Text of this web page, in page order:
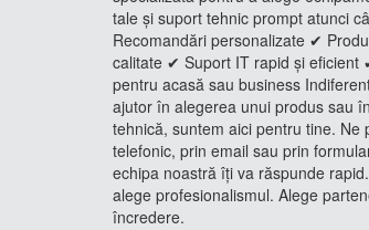
tale și suport tehnic prompt atunci
Recomandări personalizate ✔
calitate ✔ Suport IT rapid și eficient
pentru acasă sau business
ajutor în alegerea unui produs sau
tehnică, suntem aici pentru tine. Ne
telefonic, prin email sau prin
echipa noastră îți va răspunde
alege profesionalismul. Alege
încredere.